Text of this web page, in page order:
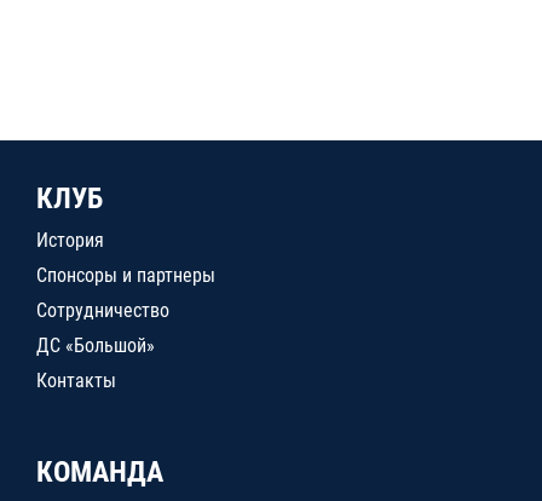
КЛУБ
История
Спонсоры и партнеры
Сотрудничество
ДС «Большой»
Контакты
КОМАНДА